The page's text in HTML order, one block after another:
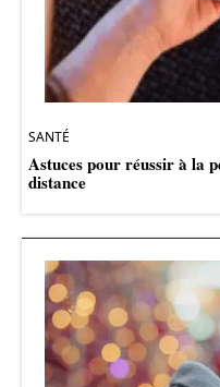
SANTÉ
Astuces pour réussir à la
distance